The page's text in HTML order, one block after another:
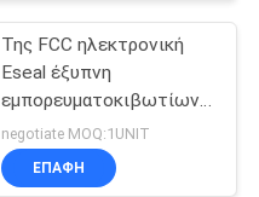
Της FCC ηλεκτρονική
Eseal έξυπνη
εμπορευματοκιβωτίων
κλειδαριών 1500mAh
κλειδαριά σφραγίδων
ΠΣΤ ηλεκτρονική
negotiate MOQ:1UNIT
ΕΠΑΦΉ